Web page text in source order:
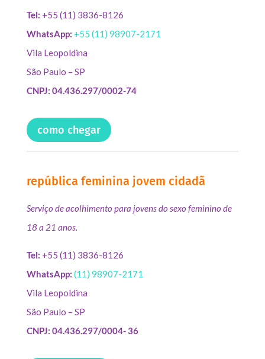
Tel: +55 (11) 3836-8126
WhatsApp: +55 (11) 98907-2171
Vila Leopoldina
São Paulo – SP
CNPJ: 04.436.297/0002-74
como chegar
república feminina jovem cidadã
Serviço de acolhimento para jovens do sexo feminino de
18 a 21 anos.
Tel: +55 (11) 3836-8126
WhatsApp: (11) 98907-2171
Vila Leopoldina
São Paulo – SP
CNPJ: 04.436.297/0004- 36